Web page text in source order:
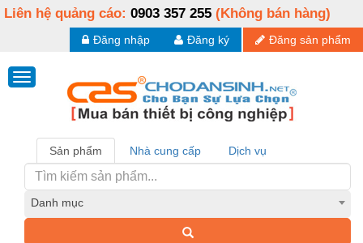
Liên hệ quảng cáo: 0903 357 255 (Không bán hàng)
Đăng sản phẩm
Đăng ký
Đăng nhập
Sản phẩm Nhà cung cấp Dịch vụ
Danh mục